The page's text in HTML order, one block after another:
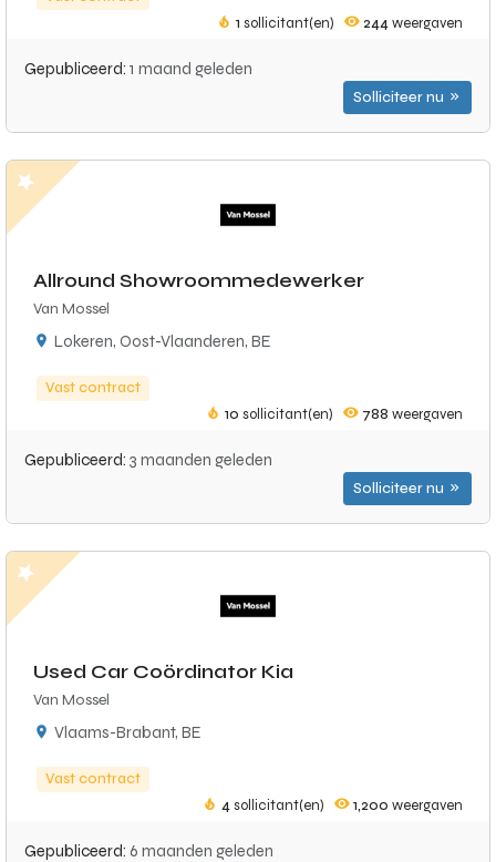
1 sollicitant(en) 244weergaven
Gepubliceerd: 1 maand geleden
Solliciteer nu
Allround Showroommedewerker
Van Mossel
Lokeren, Oost-Vlaanderen, BE
Vast contract
10 sollicitant(en) 788 weergaven
Gepubliceerd: 3 maanden geleden
Solliciteer nu
Used Car Coördinator Kia
Van Mossel
Vlaams-Brabant, BE
Vast contract
4sollicitant(en) 1,200 weergaven
Gepubliceerd: 6 maanden geleden